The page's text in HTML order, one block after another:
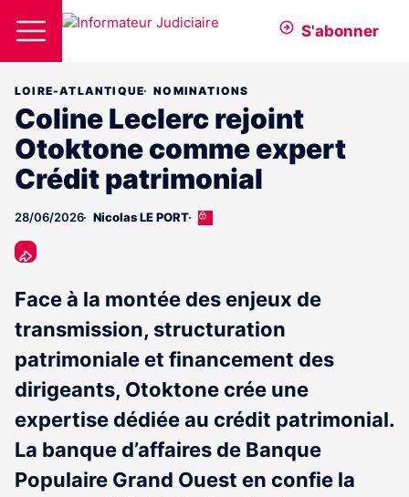
S'abonner
LOIRE-ATLANTIQUE NOMINATIONS
Coline Leclerc rejoint
Otoktone comme expert
Crédit patrimonial
28/06/2026 Nicolas LE PORT
Cet
abonnés
Face à la montée des enjeux de
transmission, structuration
patrimoniale et financement des
dirigeants, Otoktone crée une
expertise dédiée au crédit patrimonial.
La banque d’affaires de Banque
Populaire Grand Ouest en confie la